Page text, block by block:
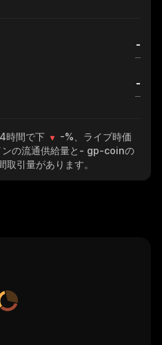
-
-
時間で下 -% 、ライブ時価
ンの流通供給量と - gp-coinの
取引量があります。